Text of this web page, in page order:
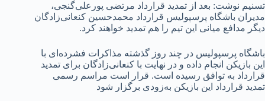
تسنیم نوشت: بعد از تمدید قرارداد مرتضی پورعلی‌گنجی،
مدیران باشگاه پرسپولیس قرارداد محمدحسین کنعانی‌زادگان
دیگر مدافع میانی این تیم را هم تمدید خواهند کرد.
باشگاه پرسپولیس در چند روز گذشته مذاکرات فشرده‌ای با
این بازیکن انجام داده و در نهایت با کنعانی‌زادگان برای تمدید
قرارداد به توافق رسیده است. قرار است مراسم رسمی
تمدید قرارداد این بازیکن به‌زودی برگزار شود